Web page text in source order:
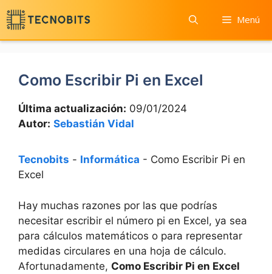
Saltar
al
contenido
Menú
Como Escribir Pi en Excel
Última actualización: 09/01/2024
Autor: Sebastián Vidal
Tecnobits - Informática - Como Escribir Pi en
Excel
Hay muchas razones por las que podrías
necesitar escribir el número pi en Excel, ya sea
para cálculos matemáticos o para representar
medidas circulares en una hoja de cálculo.
Afortunadamente, Como Escribir Pi en Excel